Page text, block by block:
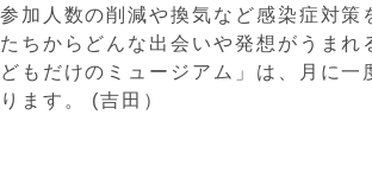
加人数の削減や換気など感染症対策
ちからどんな出会いや発想がうまれ
もだけのミュージアム」は、月に一
ます。 (吉田）